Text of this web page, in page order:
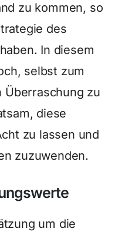
zu kommen, so
des
In diesem
selbst zum
Überraschung zu
diese
zu lassen und
zuzuwenden.
um die